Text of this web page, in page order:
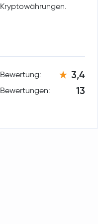
Kryptowährungen.
Bewertung: 3,4
Bewertungen: 13